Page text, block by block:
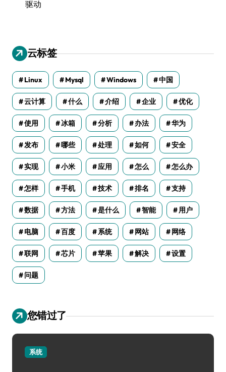
驱动
云标签
Linux Mysql Windows 中国
云计算 什么 介绍 企业 优化
使用 冰箱 分析 办法 华为
发布 哪些 处理 如何 安全
实现 小米 应用 怎么 怎么办
怎样 手机 技术 排名 支持
数据 方法 是什么 智能 用户
电脑 百度 系统 网站 网络
联网 芯片 苹果 解决 设置
问题
您错过了
系统